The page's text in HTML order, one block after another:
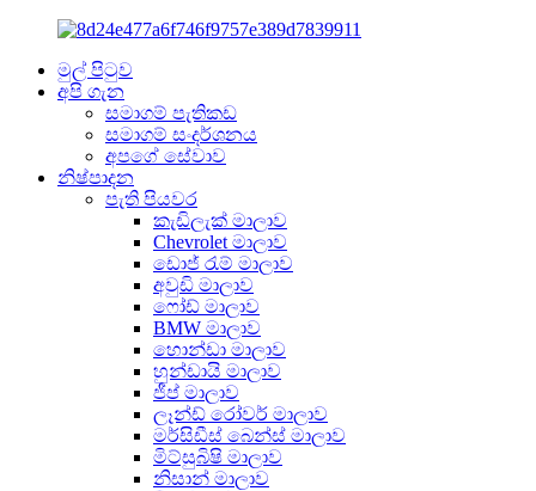
මුල් පිටුව
අපි ගැන
සමාගම් පැතිකඩ
සමාගම් සංදර්ශනය
අපගේ සේවාව
නිෂ්පාදන
පැති පියවර
කැඩිලැක් මාලාව
Chevrolet මාලාව
ඩොජ් රැම් මාලාව
අවුඩි මාලාව
ෆෝඩ් මාලාව
BMW මාලාව
හොන්ඩා මාලාව
හුන්ඩායි මාලාව
ජීප් මාලාව
ලෑන්ඩ් රෝවර් මාලාව
මර්සිඩීස් බෙන්ස් මාලාව
මිට්සුබිෂි මාලාව
නිසාන් මාලාව